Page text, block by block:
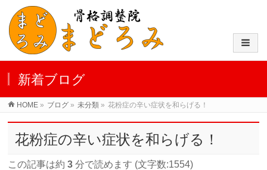
新着ブログ
HOME » ブログ » 未分類 » 花粉症の辛い症状を和らげる！
花粉症の辛い症状を和らげる！
この記事は約3 分で読めます (文字数:1554)